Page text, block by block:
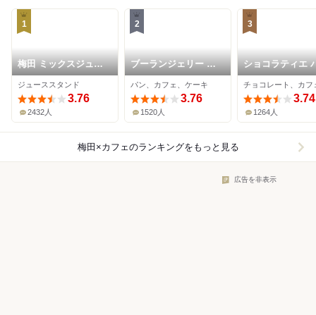
1
梅田 ミックスジュー
ス 本店
ジューススタンド
3.76
2432人
2
ブーランジェリー ブ
ルディガラ 大阪店
パン、カフェ、ケーキ
3.76
1520人
3
ショコラティエ
ド オール 大阪
3.74
1264人
梅田×カフェのランキングをもっと見る
広告を非表示